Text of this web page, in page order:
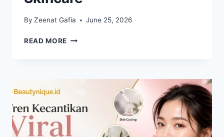
By Zeenat Gafia June 25, 2026
READ MORE RAHASIA
DIBICARAKAN
PECINTA